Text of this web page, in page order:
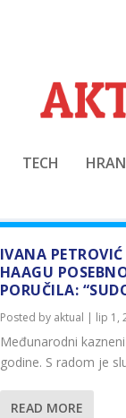
TECH
IVANA
HAAGU
PORUČILA:
Posted by aktual | lip 1,
Međunarodni
godine. S radom je
READ MORE